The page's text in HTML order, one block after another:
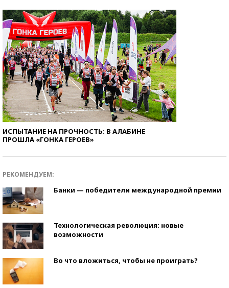
ИСПЫТАНИЕ НА ПРОЧНОСТЬ: В АЛАБИНЕ
ПРОШЛА «ГОНКА ГЕРОЕВ»
РЕКОМЕНДУЕМ:
Банки — победители международной премии
Технологическая революция: новые
возможности
Во что вложиться, чтобы не проиграть?